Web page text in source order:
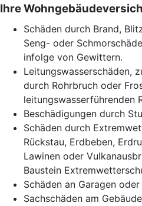
Ihre
Schäden durch Brand,
Seng- oder
infolge von Gewittern.
Leitungswasserschäden,
durch Rohrbruch oder
leitungswasserführenden
Beschädigungen durch
Schäden durch
Rückstau, Erdbeben,
Lawinen oder
Baustein
Schäden an Garagen
Sachschäden am